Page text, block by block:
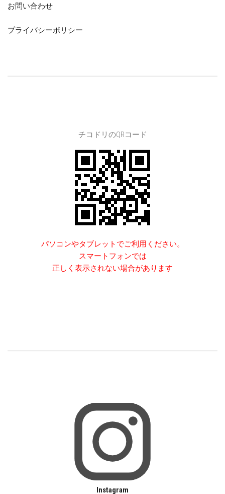
お問い合わせ
プライバシーポリシー
チコドリのQRコード
パソコンやタブレットでご利用ください。
スマートフォンでは
正しく表示されない場合があります
Instagram